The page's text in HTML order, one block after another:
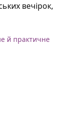
вечірок,
й практичне